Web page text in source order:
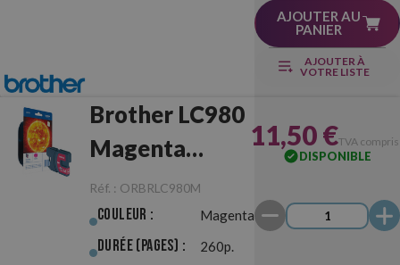
AJOUTER AU
PANIER
AJOUTER À
VOTRE LISTE
Brother LC980
Magenta
Originale
Réf. : ORBRLC980M
Couleur : Magenta
Durée (pages) : 260p.
11,50 €TVA
DISPONIBLE